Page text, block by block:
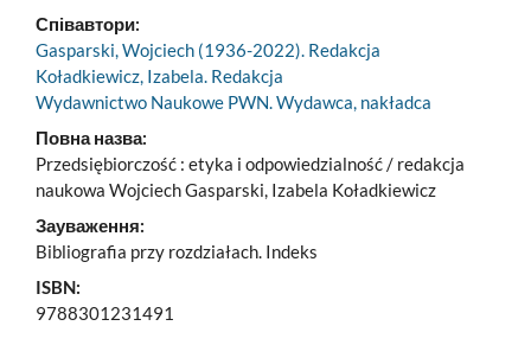
Співавтори:
Gasparski, Wojciech (1936-2022). Redakcja
Koładkiewicz, Izabela. Redakcja
Wydawnictwo Naukowe PWN. Wydawca, nakładca
Повна назва:
Przedsiębiorczość : etyka i odpowiedzialność / redakcja
naukowa Wojciech Gasparski, Izabela Koładkiewicz
Зауваження:
Bibliografia przy rozdziałach. Indeks
ISBN:
9788301231491